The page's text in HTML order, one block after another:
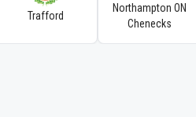
Trafford
Northampton ON
Chenecks